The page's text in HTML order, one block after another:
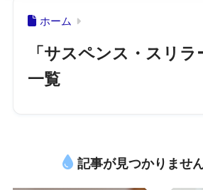
ホーム
「サスペンス・スリ
一覧
記事が見つかりませ